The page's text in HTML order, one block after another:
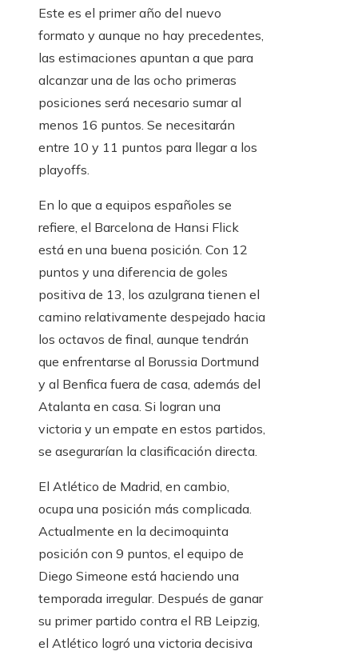
Este es el primer año del nuevo
formato y aunque no hay precedentes,
las estimaciones apuntan a que para
alcanzar una de las ocho primeras
posiciones será necesario sumar al
menos 16 puntos. Se necesitarán
entre 10 y 11 puntos para llegar a los
playoffs.
En lo que a equipos españoles se
refiere, el Barcelona de Hansi Flick
está en una buena posición. Con 12
puntos y una diferencia de goles
positiva de 13, los azulgrana tienen el
camino relativamente despejado hacia
los octavos de final, aunque tendrán
que enfrentarse al Borussia Dortmund
y al Benfica fuera de casa, además del
Atalanta en casa. Si logran una
victoria y un empate en estos partidos,
se asegurarían la clasificación directa.
El Atlético de Madrid, en cambio,
ocupa una posición más complicada.
Actualmente en la decimoquinta
posición con 9 puntos, el equipo de
Diego Simeone está haciendo una
temporada irregular. Después de ganar
su primer partido contra el RB Leipzig,
el Atlético logró una victoria decisiva